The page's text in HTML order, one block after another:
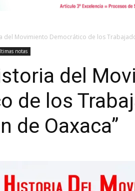
del Movimiento Democrático de los
notas
del
de los
de Oaxaca”